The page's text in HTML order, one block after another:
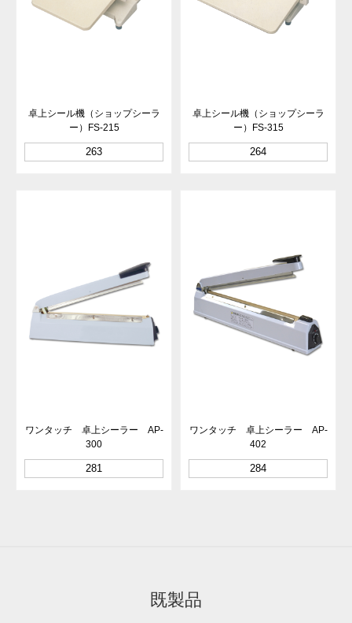
卓上シール機（ショップシーラ
ー）FS-215
263
卓上シール機（ショップシーラ
ー）FS-315
264
ワンタッチ 卓上シーラー AP-
300
281
ワンタッチ 卓上シーラー AP-
402
284
既製品